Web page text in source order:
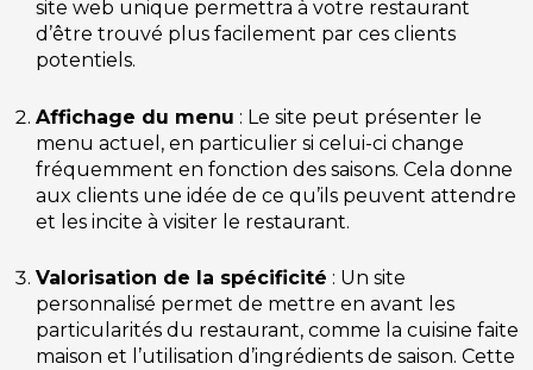
site web unique permettra à votre restaurant
d’être trouvé plus facilement par ces clients
potentiels.
Affichage du menu : Le site peut présenter le
menu actuel, en particulier si celui-ci change
fréquemment en fonction des saisons. Cela donne
aux clients une idée de ce qu’ils peuvent attendre
et les incite à visiter le restaurant.
Valorisation de la spécificité : Un site
personnalisé permet de mettre en avant les
particularités du restaurant, comme la cuisine faite
maison et l’utilisation d’ingrédients de saison. Cette